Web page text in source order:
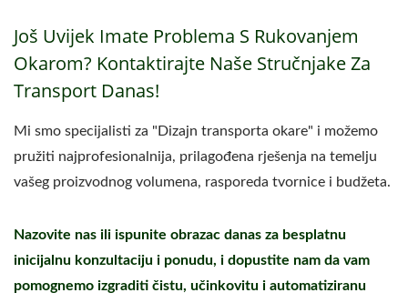
Još Uvijek Imate Problema S Rukovanjem
Okarom? Kontaktirajte Naše Stručnjake Za
Transport Danas!
Mi smo specijalisti za "Dizajn transporta okare" i možemo
pružiti najprofesionalnija, prilagođena rješenja na temelju
vašeg proizvodnog volumena, rasporeda tvornice i budžeta.
Nazovite nas ili ispunite obrazac danas za besplatnu
inicijalnu konzultaciju i ponudu, i dopustite nam da vam
pomognemo izgraditi čistu, učinkovitu i automatiziranu